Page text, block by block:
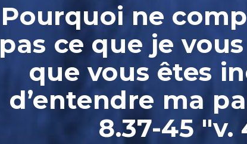
Pourquoi ne
pas ce que je
que vous êtes
d’entendre ma
8.37-45 "v.